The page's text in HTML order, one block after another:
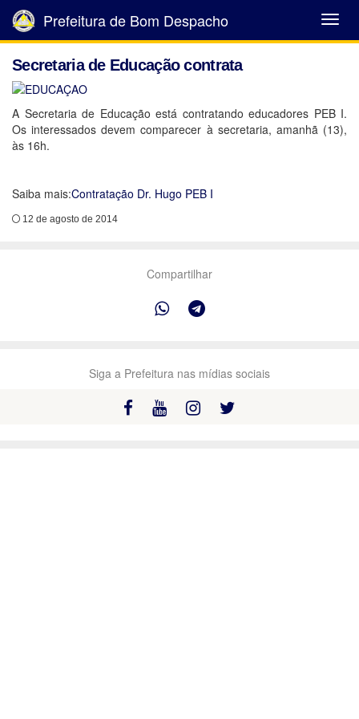
Abrir
Menu
Prefeitura de Bom Despacho
Secretaria de Educação contrata
A Secretaria de Educação está contratando educadores PEB I.
Os interessados devem comparecer à secretaria, amanhã (13),
às 16h.
Saiba mais:Contratação Dr. Hugo PEB I
12 de agosto de 2014
Compartilhar
Siga a Prefeitura nas mídias sociais